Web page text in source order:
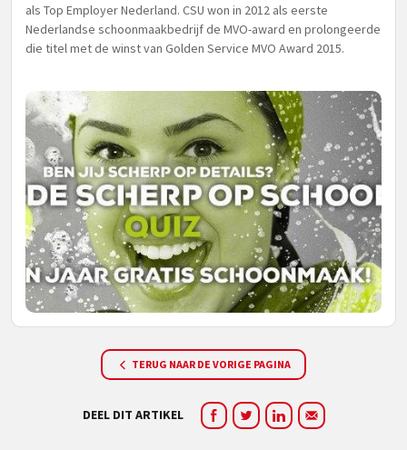
als Top Employer Nederland. CSU won in 2012 als eerste
Nederlandse schoonmaakbedrijf de MVO-award en prolongeerde
die titel met de winst van Golden Service MVO Award 2015.
TERUG NAAR DE VORIGE PAGINA
DEEL DIT ARTIKEL